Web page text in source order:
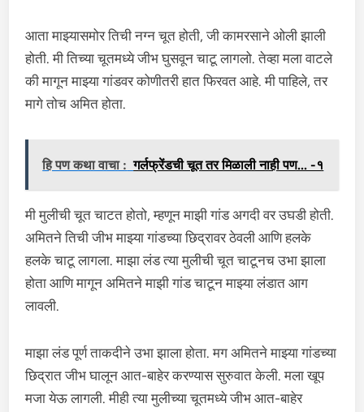
आता माझ्यासमोर तिची नग्न चूत होती, जी कामरसाने ओली झाली
होती. मी तिच्या चूतमध्ये जीभ घुसवून चाटू लागलो. तेव्हा मला वाटले
की मागून माझ्या गांडवर कोणीतरी हात फिरवत आहे. मी पाहिले, तर
मागे तोच अमित होता.
हि पण कथा वाचा : गर्लफ्रेंडची चूत तर मिळाली नाही पण... -१
मी मुलीची चूत चाटत होतो, म्हणून माझी गांड अगदी वर उघडी होती.
अमितने तिची जीभ माझ्या गांडच्या छिद्रावर ठेवली आणि हलके
हलके चाटू लागला. माझा लंड त्या मुलीची चूत चाटूनच उभा झाला
होता आणि मागून अमितने माझी गांड चाटून माझ्या लंडात आग
लावली.
माझा लंड पूर्ण ताकदीने उभा झाला होता. मग अमितने माझ्या गांडच्या
छिद्रात जीभ घालून आत-बाहेर करण्यास सुरुवात केली. मला खूप
मजा येऊ लागली. मीही त्या मुलीच्या चूतमध्ये जीभ आत-बाहेर